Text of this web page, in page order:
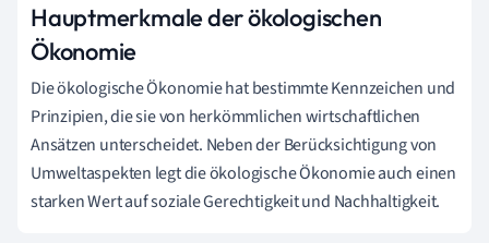
Hauptmerkmale der ökologischen
Ökonomie
Die ökologische Ökonomie hat bestimmte Kennzeichen und
Prinzipien, die sie von herkömmlichen wirtschaftlichen
Ansätzen unterscheidet. Neben der Berücksichtigung von
Umweltaspekten legt die ökologische Ökonomie auch einen
starken Wert auf soziale Gerechtigkeit und Nachhaltigkeit.